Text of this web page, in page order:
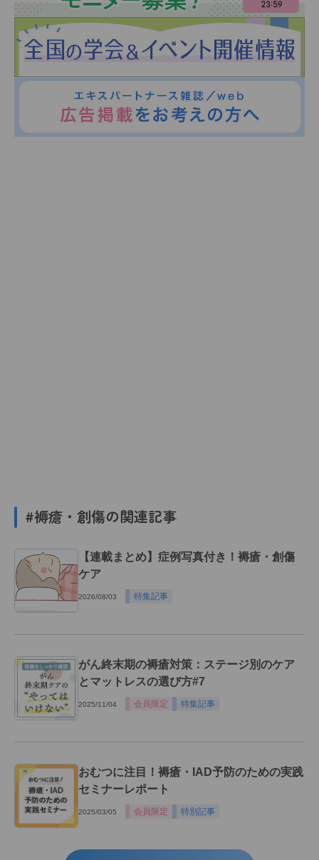
#褥瘡・創傷の関連記事
【連載まとめ】症例写真付き！褥瘡・創傷
ケア
2026/08/03 特集記事
がん終末期の褥瘡対策：ステージ別のケア
とマットレスの選び方#7
2025/11/04 会員限定 特集記事
おむつに注目！褥瘡・IAD予防のための実践
セミナーレポート
2025/03/05 会員限定 特別記事